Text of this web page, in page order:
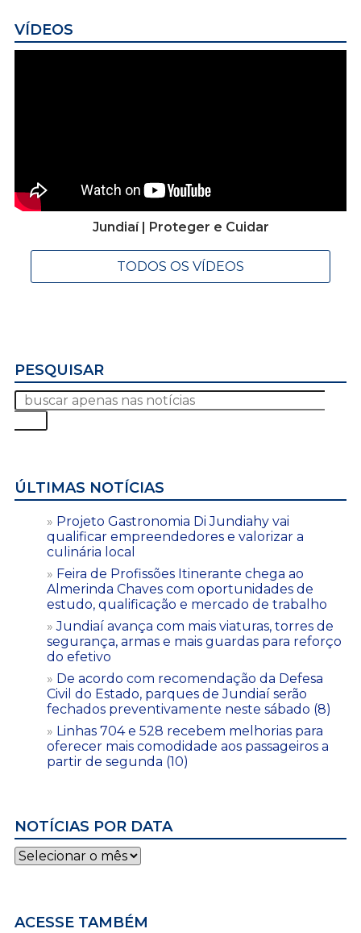
VÍDEOS
Jundiaí | Proteger e Cuidar
TODOS OS VÍDEOS
PESQUISAR
ÚLTIMAS NOTÍCIAS
Projeto Gastronomia Di Jundiahy vai
qualificar empreendedores e valorizar a
culinária local
Feira de Profissões Itinerante chega ao
Almerinda Chaves com oportunidades de
estudo, qualificação e mercado de trabalho
Jundiaí avança com mais viaturas, torres de
segurança, armas e mais guardas para reforço
do efetivo
De acordo com recomendação da Defesa
Civil do Estado, parques de Jundiaí serão
fechados preventivamente neste sábado (8)
Linhas 704 e 528 recebem melhorias para
oferecer mais comodidade aos passageiros a
partir de segunda (10)
NOTÍCIAS POR DATA
Notícias
por
ACESSE TAMBÉM